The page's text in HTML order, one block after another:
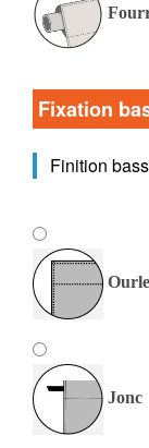
Fixation
Finition
Jonc